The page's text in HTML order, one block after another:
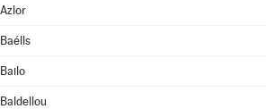
Azlor
Baélls
Bailo
Baldellou